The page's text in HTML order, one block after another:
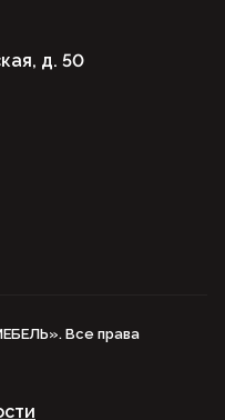
д. 50
Все права